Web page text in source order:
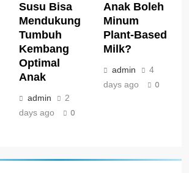
Susu Bisa
Mendukung
Tumbuh
Kembang
Optimal
Anak
admin
2
days ago
0
Anak Boleh
Minum
Plant-Based
Milk?
admin
4
days ago
0